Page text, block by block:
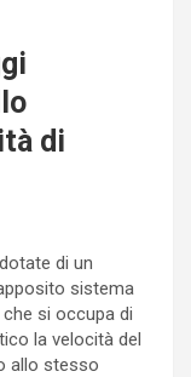
di
di un
sistema
si occupa di
la velocità del
allo stesso